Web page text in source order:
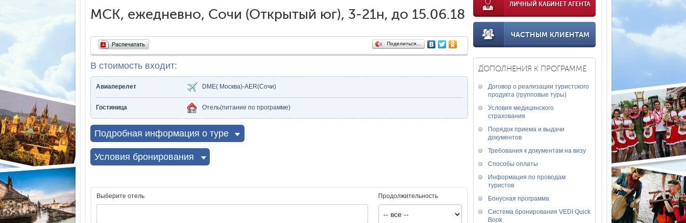
МСК, ежедневно, Сочи (Открытый юг), 3-21н, до 15.06.18
Распечатать Поделиться…
В стоимость входит:
Авиаперелет DME( Москва)-AER(Сочи)
Гостиница Отель(питание по программе)
Подробная информация о туре
Условия бронирования
Выберите отель Продолжительность
ЛИЧНЫЙ КАБИНЕТ АГЕНТА
ЧАСТНЫМ КЛИЕНТАМ
ДОПОЛНЕНИЯ К ПРОГРАММЕ
Договор о реализации туристского
продукта (групповые туры)
Условия медицинского
страхования
Порядок приема и выдачи
документов
Требования к документам на визу
Способы оплаты
Информация по проводам
туристов
Бонусная программа
Система бронирования VEDI Quick
Book